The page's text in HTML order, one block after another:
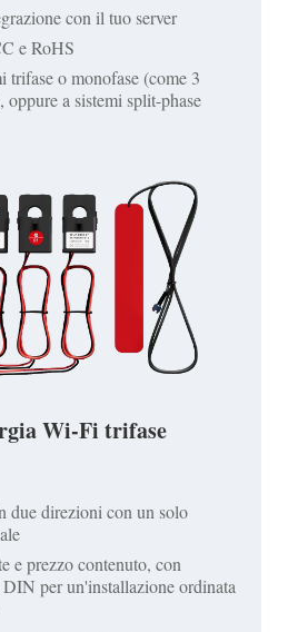
con il tuo server
e RoHS
trifase o monofase (come 3
oppure a sistemi split-phase
Wi-Fi trifase
due direzioni con un solo
e prezzo contenuto, con
per un'installazione ordinata